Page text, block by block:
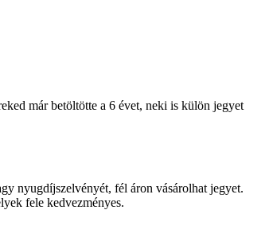
már betöltötte a 6 évet, neki is külön jegyet
nyugdíjszelvényét, fél áron vásárolhat jegyet.
fele kedvezményes.